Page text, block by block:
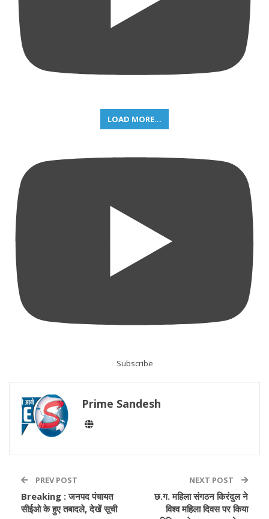
LOAD MORE...
Subscribe
Prime Sandesh
PREV POST
Breaking : जनपद पंचायत
सीईओ के हुए तबादले, देखें सूची
NEXT POST
छ.ग. महिला संगठन किरंदुल ने
विश्व महिला दिवस पर किया